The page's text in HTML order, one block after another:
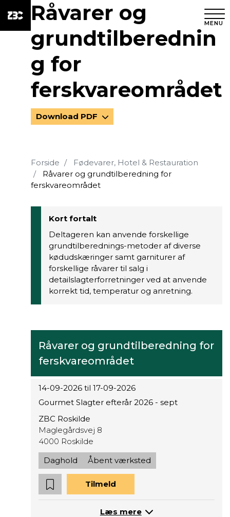
MENU
Råvarer og
grundtilberednin
g for
ferskvareområdet
Download PDF
Forside
Fødevarer, Hotel & Restauration
Råvarer og grundtilberedning for
ferskvareområdet
Kort fortalt
Deltageren kan anvende forskellige
grundtilberednings-metoder af diverse
kødudskæringer samt garniturer af
forskellige råvarer til salg i
detailslagterforretninger ved at anvende
korrekt tid, temperatur og anretning.
Råvarer og grundtilberedning for
ferskvareområdet
14-09-2026 til 17-09-2026
Gourmet Slagter efterår 2026 - sept
ZBC Roskilde
Maglegårdsvej 8
4000 Roskilde
Daghold
Åbent værksted
Tilmeld
Læs mere